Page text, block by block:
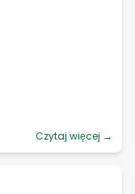
Czytaj więcej →